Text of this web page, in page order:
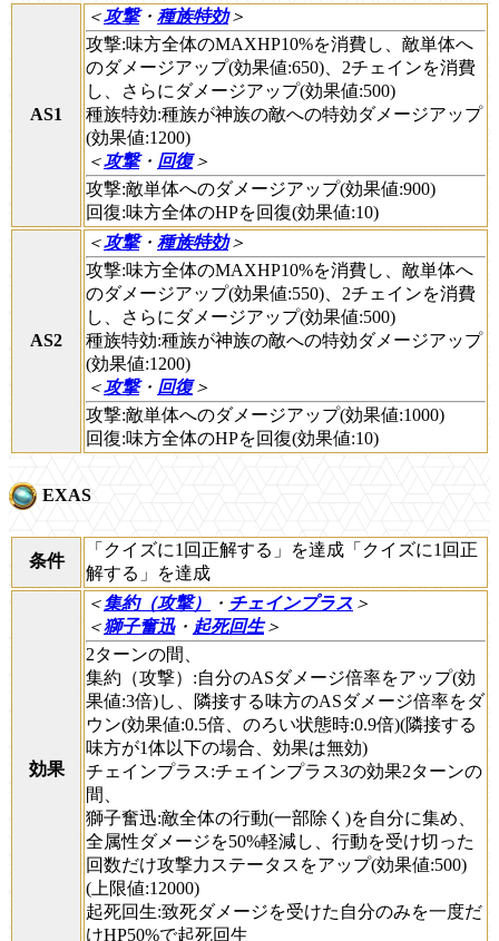
AS1
＜攻撃・ 種族特効＞
攻撃:味方全体のMAXHP10%を消費し、敵単体へ
のダメージアップ(効果値:650)、2チェインを消費
し、さらにダメージアップ(効果値:500)
種族特効:種族が神族の敵への特効ダメージアップ
(効果値:1200)
＜攻撃・ 回復＞
攻撃:敵単体へのダメージアップ(効果値:900)
回復:味方全体のHPを回復(効果値:10)
AS2
＜攻撃・ 種族特効＞
攻撃:味方全体のMAXHP10%を消費し、敵単体へ
のダメージアップ(効果値:550)、2チェインを消費
し、さらにダメージアップ(効果値:500)
種族特効:種族が神族の敵への特効ダメージアップ
(効果値:1200)
＜攻撃・ 回復＞
攻撃:敵単体へのダメージアップ(効果値:1000)
回復:味方全体のHPを回復(効果値:10)
EXAS
条件
「クイズに1回正解する」を達成 「クイズに1回正
解する」を達成
効果
＜集約（攻撃） ・ チェインプラス ＞
＜獅子奮迅・ 起死回生＞
2ターンの間、
集約（攻撃）:自分のASダメージ倍率をアップ(効
果値:3倍)し、隣接する味方のASダメージ倍率をダ
ウン(効果値:0.5倍、のろい状態時:0.9倍)(隣接する
味方が1体以下の場合、効果は無効)
チェインプラス:チェインプラス3の効果2ターンの
間、
獅子奮迅:敵全体の行動(一部除く)を自分に集め、
全属性ダメージを50%軽減し、行動を受け切った
回数だけ攻撃力ステータスをアップ(効果値:500)
(上限値:12000)
起死回生:致死ダメージを受けた自分のみを一度だ
けHP50%で起死回生